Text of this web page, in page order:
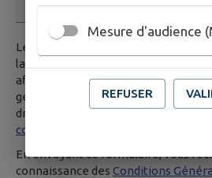
Les données saisies dans ce
la mairie, et/ou au service
afin de traiter votre demande. Pour
gestion de vos données
droits, vous pouvez consulter notre
confidentialité.
En envoyant ce formulaire, vous
connaissance des Conditions
Mesure d'audience
REFUSER